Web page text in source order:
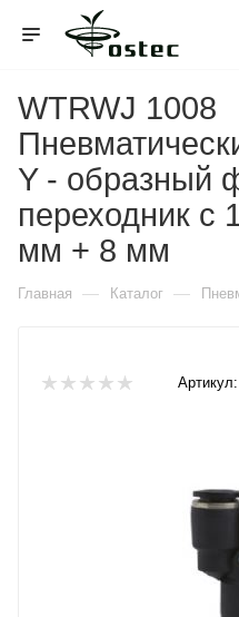
WTRWJ 1008
Y - образный
переходник с
мм + 8 мм
Главная — Каталог —
Артикул: